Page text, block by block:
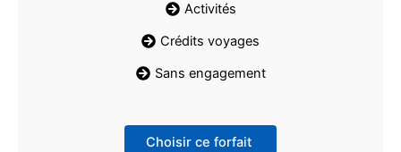
Activités
Crédits voyages
Sans engagement
Choisir ce forfait